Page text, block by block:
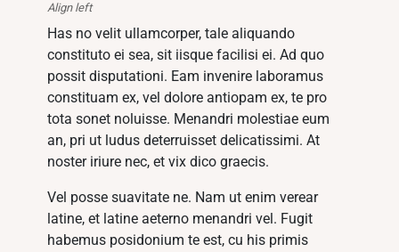
Align left
Has no velit ullamcorper, tale aliquando
constituto ei sea, sit iisque facilisi ei. Ad quo
possit disputationi. Eam invenire laboramus
constituam ex, vel dolore antiopam ex, te pro
tota sonet noluisse. Menandri molestiae eum
an, pri ut ludus deterruisset delicatissimi. At
noster iriure nec, et vix dico graecis.
Vel posse suavitate ne. Nam ut enim verear
latine, et latine aeterno menandri vel. Fugit
habemus posidonium te est, cu his primis